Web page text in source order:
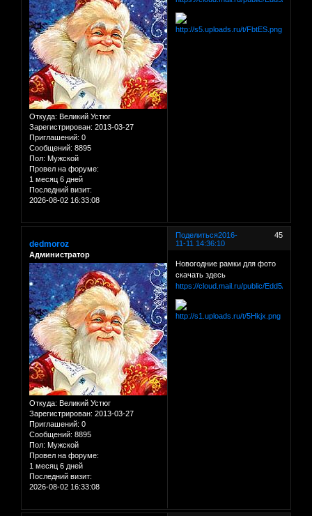
Откуда: Великий Устюг
Зарегистрирован: 2013-03-27
Приглашений: 0
Сообщений: 8895
Пол: Мужской
Провел на форуме:
1 месяц 6 дней
Последний визит:
2026-08-02 16:33:08
Поделиться 45
2016-
11-11 14:36:10
dedmoroz
Администратор
Откуда: Великий Устюг
Зарегистрирован: 2013-03-27
Приглашений: 0
Сообщений: 8895
Пол: Мужской
Провел на форуме:
1 месяц 6 дней
Последний визит:
2026-08-02 16:33:08
Новогодние рамки для фото
скачать здесь
https://cloud.mail.ru/public/Edd5/